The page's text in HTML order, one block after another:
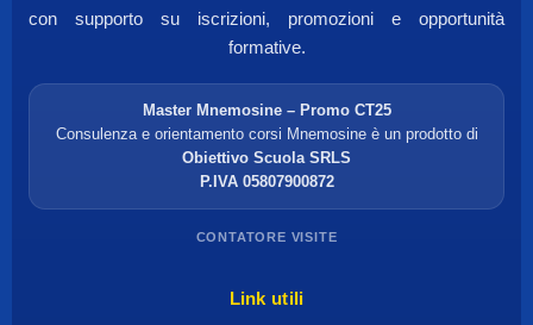
con supporto su iscrizioni, promozioni e opportunità
formative.
Master Mnemosine – Promo CT25
Consulenza e orientamento corsi Mnemosine è un prodotto di
Obiettivo Scuola SRLS
P.IVA 05807900872
CONTATORE VISITE
Link utili